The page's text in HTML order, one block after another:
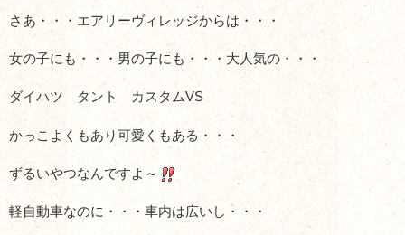
さあ・・・エアリーヴィレッジからは・・・
女の子にも・・・男の子にも・・・大人気の・・・
ダイハツ タント カスタムVS
かっこよくもあり可愛くもある・・・
ずるいやつなんですよ～
軽自動車なのに・・・車内は広いし・・・